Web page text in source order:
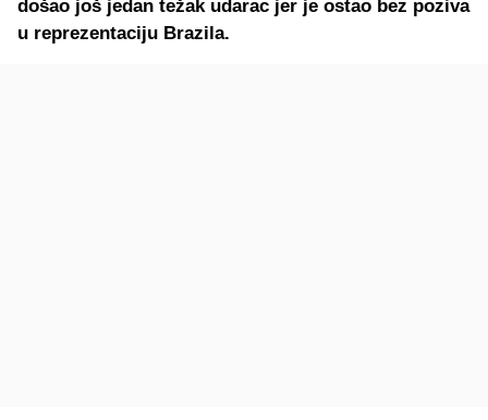
došao još jedan težak udarac jer je ostao bez poziva
u reprezentaciju Brazila.